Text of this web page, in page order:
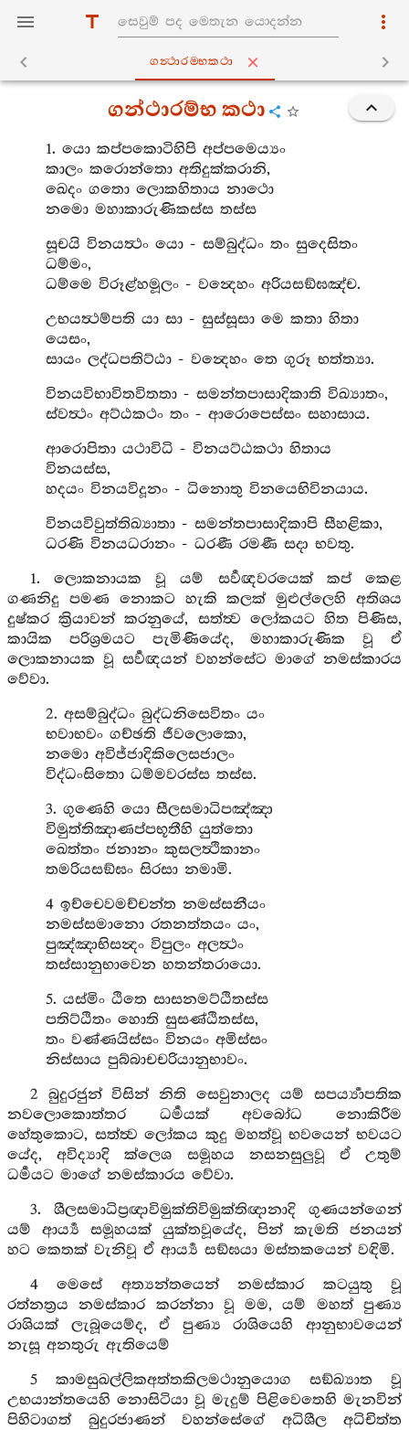
ගන්‍ථාරම‍්භකථා
ගන්ථාරම්භ කථා
1. යො කප්පකොටිහිපි අප්පමෙය්‍යං
කාලං කරොන්තො අතිදුක්කරානි,
ඛෙදං ගතො ලොකහිතාය නාථො
නමො මහාකාරුණිකස්ස තස්ස
සූචයි විනයත්‍ථං යො - සම්බුද්ධං තං සුදෙසිතං
ධම්මං,
ධම්මෙ විරූළ්හමූලං - වන්‍දෙහං අරියසඞ්ඝඤ්ච.
උභයත්‍ථම්පති යා සා - සුස්සූසා මෙ කතා හිතා
යෙසං,
සායං ලද්ධපතිට්ඨා - වන්‍දෙහං තෙ ගුරූ භත්ත්‍යා.
විනයවිභාවිතවිතතා - සමන්තපාසාදිකාති විඛ්‍යාතං,
ස්වත්‍ථං අට්ඨකථං තං - ආරොපෙස්සං සහාසාය.
ආරොපිතා යථාවිධි - විනයට්ඨකථා හිතාය
විනයස්ස,
හදයං විනයවිදූනං - ධිනොතු විනයෙභිවිනයාය.
විනයවිවුත්තිඛ්‍යාතා - සමන්තපාසාදිකාපි සීහළිකා,
ධරණි විනයධරානං - ධරණී රමණී සදා භවතු.
1. ලොකනායක වූ යම් සර්‍වඥවරයෙක් කප් කෙළ
ගණනිදු පමණ නොකට හැකි කලක් මුළුල්ලෙහි අතිශය
දුෂ්කර ක්‍රියාවන් කරනුයේ, සත්ත්‍ව ලෝකයට හිත පිණිස,
කායික පරිශ්‍රමයට පැමිණියේද, මහාකාරුණික වූ ඒ
ලොකනායක වූ සර්‍වඥයන් වහන්සේට මාගේ නමස්කාරය
වේවා.
2. අසම්බුද්ධං බුද්ධනිසෙවිතං යං
භවාභවං ගච්ඡති ජීවලොකො,
නමො අවිජ්ජාදිකිලෙසජාලං
විද්ධංසිතො ධම්මවරස්ස තස්ස.
3. ගුණෙහි යො සීලසමාධිපඤ්ඤා
විමුත්තිඤාණප්පභූතීහි යුත්තො
ඛෙත්තං ජනානං කුසලත්‍ථිකානං
තමරියසඞ්ඝං සිරසා නමාමි.
4 ඉච්චෙවමච්චන්ත නමස්සනීයං
නමස්සමානො රතනත්තයං යං,
පුඤ්ඤාභිසන්‍දං විපුලං අලත්‍ථං
තස්සානුභාවෙන හතන්තරායො.
5. යස්මිං ඨිතෙ සාසනමට්ඨිතස්ස
පතිට්ඨිතං හොති සුසණ්ඨිතස්ස,
තං වණ්ණයිස්සං විනයං අමිස්සං
නිස්සාය පුබ්බාචචරියානුභාවං.
2 බුදුරජුන් විසින් නිති සෙවුනාලද යම් සපර්‍ය්‍යාපතික
නවලොකොත්තර ධර්‍මයක් අවබෝධ නොකිරීම
හේතුකොට, සත්ත්‍ව ලෝකය කුදු මහත්වූ භවයෙන් භවයට
යේද, අවිද්‍යාදි ක්ලෙශ සමූහය නසනසුලුවූ ඒ උතුම්
ධර්‍මයට මාගේ නමස්කාරය වේවා.
3. ශීලසමාධිප්‍රඥාවිමුක්තිවිමුක්තිඥානාදි ගුණයන්ගෙන්
යම් ආර්‍ය්‍ය සමූහයක් යුක්තවූයේද, පින් කැමති ජනයන්
හට කෙතක් වැනිවූ ඒ ආර්‍ය්‍ය සඞ්ඝයා මස්තකයෙන් වඳිමි.
4 මෙසේ අත්‍යන්තයෙන් නමස්කාර කටයුතු වූ
රත්නත්‍රය නමස්කාර කරන්නා වූ මම, යම් මහත් පුණ්‍ය
රාශියක් ලැබූයෙම්ද, ඒ පුණ්‍ය රාශියෙහි ආනුභාවයෙන්
නැසූ අනතුරු ඇතියෙම්
5 කාමසුඛල්ලිකඅත්තකිලමථානුයොග සඞ්ඛ්‍යාත වූ
උභයාන්තයෙහි නොසිටියා වූ මැදුම් පිළිවෙතෙහි මැනවින්
පිහිටාගත් බුදුරජාණන් වහන්සේගේ අධිශීල අධිචිත්ත